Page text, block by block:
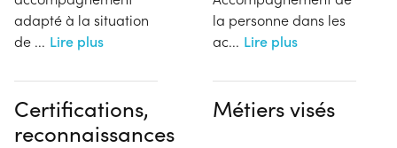
adapté à la situation
de ... Lire plus
la personne dans les
ac... Lire plus
Certifications,
reconnaissances
Métiers visés